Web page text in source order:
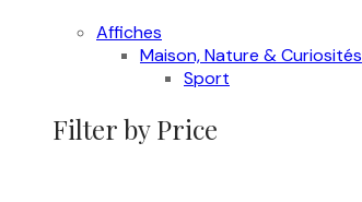
Affiches
Maison, Nature & Curiosités
Sport
Filter by Price